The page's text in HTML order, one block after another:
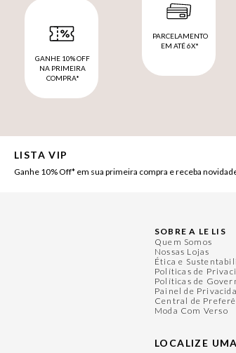
GANHE 10% OFF
NA PRIMEIRA
COMPRA*
PARCELAMENTO
EM ATÉ 6X*
LISTA VIP
Ganhe 10% Off* em sua primeira compra e receba
SOBRE A LE LIS
Quem Somos
Nossas Lojas
Ética e
Políticas de
Políticas de
Painel de
Central de
Moda Com Verso
LOCALIZE